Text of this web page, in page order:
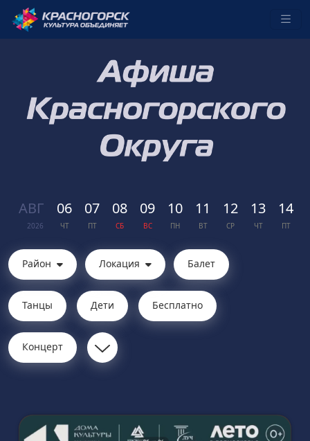
АВГ
2026
06
ЧТ
07
ПТ
08
СБ
09
ВС
10
ПН
11
ВТ
12
СР
13
ЧТ
14
ПТ
Район Локация Балет
Танцы Дети Бесплатно
Концерт